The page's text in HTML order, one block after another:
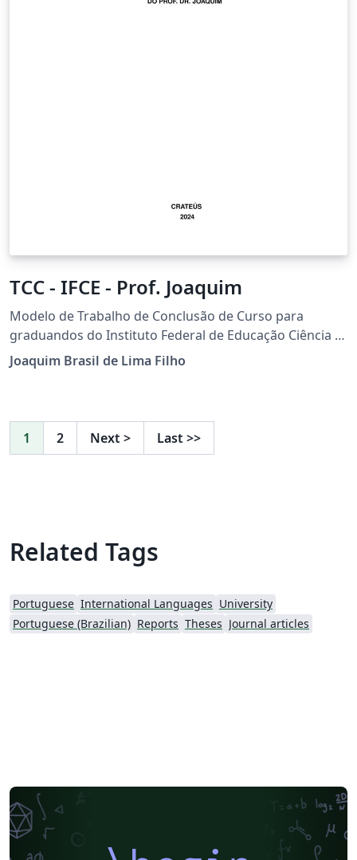
TCC - IFCE - Prof. Joaquim
Modelo de Trabalho de Conclusão de Curso para
graduandos do Instituto Federal de Educação Ciência e
Tecnologia do Ceará (IFCE).
Joaquim Brasil de Lima Filho
1 2 Next > Last >>
Related Tags
Portuguese International Languages University
Portuguese (Brazilian) Reports Theses Journal articles